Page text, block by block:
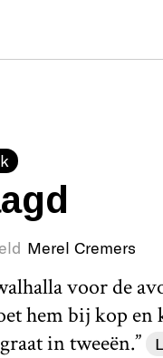
Merel Cremers
voor de
hem bij kop
in tweeën.”